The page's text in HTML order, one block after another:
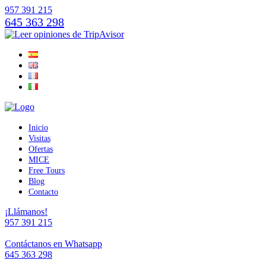
957 391 215
645 363 298
Inicio
Visitas
Ofertas
MICE
Free Tours
Blog
Contacto
¡Llámanos!
957 391 215
Contáctanos en Whatsapp
645 363 298